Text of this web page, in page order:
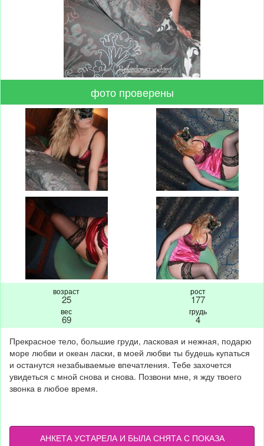
фото проверены
возраст
25
рост
177
вес
69
грудь
4
Прекрасное тело, большие груди, ласковая и нежная, подарю
море любви и океан ласки, в моей любви ты будешь купаться
и останутся незабываемые впечатления. Тебе захочется
увидеться с мной снова и снова. Позвони мне, я жду твоего
звонка в любое время.
АНКЕТА УСТАРЕЛА И БЫЛА СНЯТА С ПОКАЗА